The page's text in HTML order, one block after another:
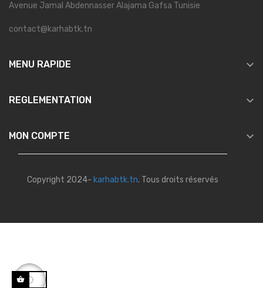
Avenue Jamal Abdennasser Alajama Gafsa Tunisie
contact@karhabtk.tn
MENU RAPIDE 
REGLEMENTATION 
MON COMPTE 
Copyright 2024- karhabtk.tn. Tous droits réservés